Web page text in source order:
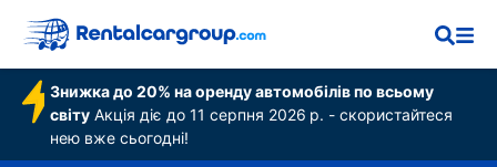
Знижка до 20% на оренду автомобілів по всьому
світу Акція діє до 11 серпня 2026 р. - скористайтеся
нею вже сьогодні!